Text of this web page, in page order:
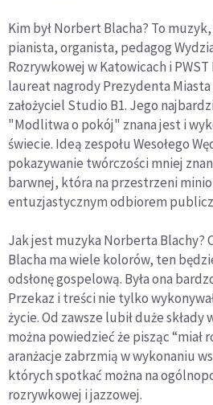
Kim był Norbert Blacha? To
pianista, organista, pedagog
Rozrywkowej w Katowicach i
laureat nagrody Prezydenta
założyciel Studio B1. Jego
"Modlitwa o pokój" znana jest i
świecie. Ideą zespołu Wesołego
pokazywanie twórczości mniej
barwnej, która na przestrzeni
entuzjastycznym odbiorem
Jak jest muzyka Norberta Blachy?
Blacha ma wiele kolorów, ten
odsłonę gospelową. Była ona
Przekaz i treści nie tylko
życie. Od zawsze lubił duże składy
można powiedzieć że pisząc “miał
aranżacje zabrzmią w wykonaniu
których spotkać można na
rozrywkowej i jazzowej.